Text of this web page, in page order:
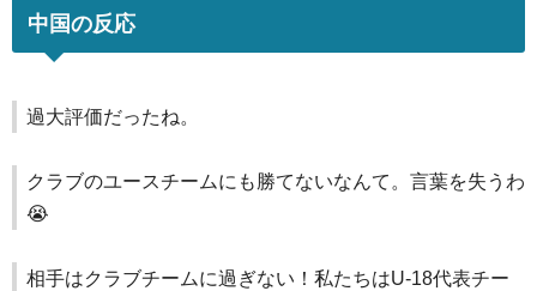
中国の反応
過大評価だったね。
クラブのユースチームにも勝てないなんて。言葉を失うわ
😭
相手はクラブチームに過ぎない！私たちはU-18代表チー